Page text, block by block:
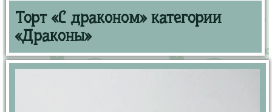
Торт «С драконом» категории
«Драконы»